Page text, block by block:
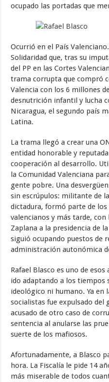
ocupado las portadas que
Ocurrió en el País
Solidaridad que, tras su
del PP en las Cortes
trama corrupta que compró
Valencia con los 6 millones
desnutrición infantil y lucha
Nicaragua, el segundo país
Latina.
La trama llegó a crear una
entidad honorable y
cooperación al desarrollo.
la Comunidad Valenciana
gente pobre. Una
sin escrúpulos: militante de
dictadura, formó parte de
valencianos y más tarde, con
Zaplana a la presidencia de
siguió ocupando puestos de
administración autonómica
Rafael Blasco es uno de
ido adaptando a los tiempos
ideológico ni humano. Ya en
socialistas fue expulsado
acusado de otro caso de
sentencia al anularse las
suerte de los mafiosos.
Afortunadamente, a Blasco
hora. La Fiscalía le pide 14
más miserable de todos